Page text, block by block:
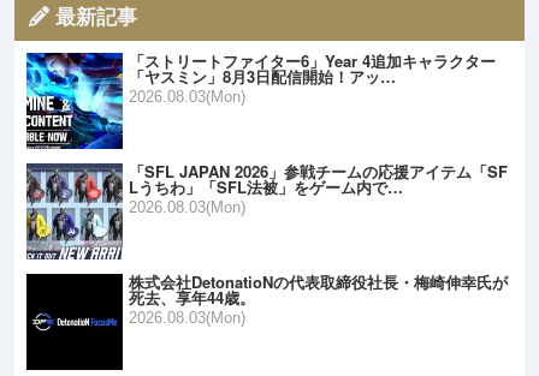
最新記事
「ストリートファイター6」Year 4追加キャラクター
「ヤスミン」8月3日配信開始！アッ…
2026.08.03(Mon)
「SFL JAPAN 2026」参戦チームの応援アイテム「SF
Lうちわ」「SFL法被」をゲーム内で…
2026.08.03(Mon)
株式会社DetonatioNの代表取締役社長・梅崎伸幸氏が
死去、享年44歳。
2026.08.03(Mon)